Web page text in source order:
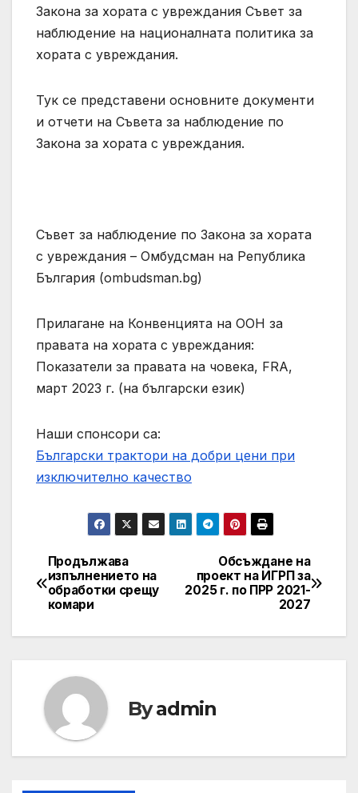
Закона за хората с увреждания Съвет за
наблюдение на националната политика за
хората с увреждания.
Тук се представени основните документи
и отчети на Съвета за наблюдение по
Закона за хората с увреждания.
Съвет за наблюдение по Закона за хората
с увреждания – Омбудсман на Република
България (ombudsman.bg)
Прилагане на Конвенцията на ООН за
правата на хората с увреждания:
Показатели за правата на човека, FRA,
март 2023 г. (на български език)
Наши спонсори са:
Български трактори на добри цени при
изключително качество
Post
navigation
Обсъждане на
проект на ИГРП за
2025 г. по ПРР 2021-
2027
Продължава
изпълнението на
обработки срещу
комари
Byadmin